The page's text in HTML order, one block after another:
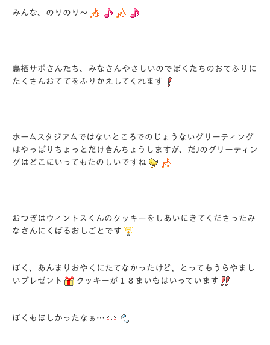
みんな、のりのり～
鳥栖サポさんたち、みなさんやさしいのでぼくたちのおてふりに
たくさんおててをふりかえしてくれます
ホームスタジアムではないところでのじょうないグリーティング
はやっぱりちょっとだけきんちょうしますが、だJのグリーティン
グはどこにいってもたのしいですね
おつぎはウィントスくんのクッキーをしあいにきてくださったみ
なさんにくばるおしごとです
ぼく、あんまりおやくにたてなかったけど、とってもうらやまし
いプレゼント
クッキーが１８まいもはいっています
ぼくもほしかったなぁ…